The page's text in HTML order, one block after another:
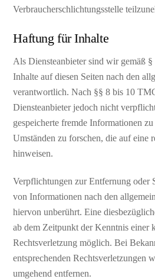
Verbraucherschlichtungsstelle
Haftung für Inhalte
Als Diensteanbieter sind wir gemäß
Inhalte auf diesen Seiten nach den
verantwortlich. Nach §§ 8 bis 10
Diensteanbieter jedoch nicht
gespeicherte fremde Informationen
Umständen zu forschen, die auf eine
hinweisen.
Verpflichtungen zur Entfernung oder
von Informationen nach den
hiervon unberührt. Eine
ab dem Zeitpunkt der Kenntnis einer
Rechtsverletzung möglich. Bei
entsprechenden Rechtsverletzungen
umgehend entfernen.